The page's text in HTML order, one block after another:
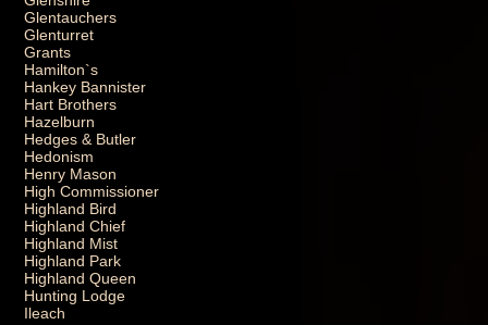
Glentauchers
Glenturret
Grants
Hamilton`s
Hankey Bannister
Hart Brothers
Hazelburn
Hedges & Butler
Hedonism
Henry Mason
High Commissioner
Highland Bird
Highland Chief
Highland Mist
Highland Park
Highland Queen
Hunting Lodge
Ileach